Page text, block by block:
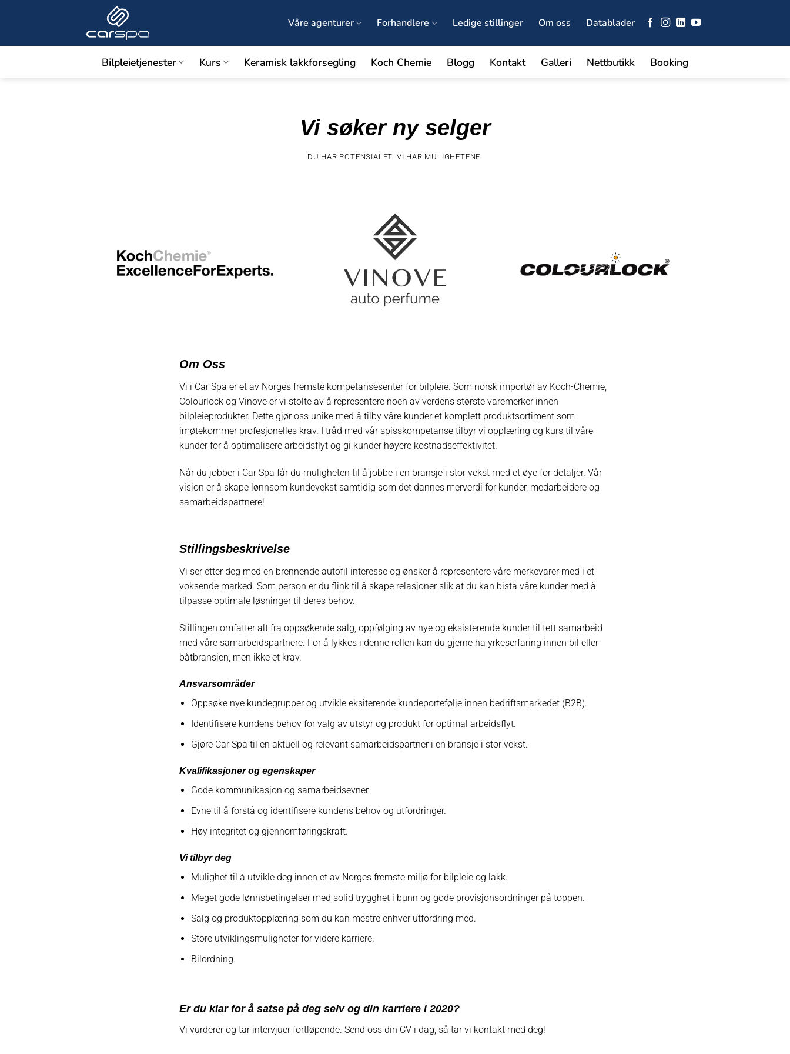
Våre agenturer Forhandlere Ledige stillinger Om oss Datablader
Bilpleietjenester Kurs Keramisk lakkforsegling Koch Chemie Blogg Kontakt Galleri Nettbutikk Booking
Vi søker ny selger
DU HAR POTENSIALET. VI HAR MULIGHETENE.
Om Oss
Vi i Car Spa er et av Norges fremste kompetansesenter for bilpleie. Som norsk importør av Koch-Chemie,
Colourlock og Vinove er vi stolte av å representere noen av verdens største varemerker innen
bilpleieprodukter. Dette gjør oss unike med å tilby våre kunder et komplett produktsortiment som
imøtekommer profesjonelles krav. I tråd med vår spisskompetanse tilbyr vi opplæring og kurs til våre
kunder for å optimalisere arbeidsflyt og gi kunder høyere kostnadseffektivitet.
Når du jobber i Car Spa får du muligheten til å jobbe i en bransje i stor vekst med et øye for detaljer. Vår
visjon er å skape lønnsom kundevekst samtidig som det dannes merverdi for kunder, medarbeidere og
samarbeidspartnere!
Stillingsbeskrivelse
Vi ser etter deg med en brennende autofil interesse og ønsker å representere våre merkevarer med i et
voksende marked. Som person er du flink til å skape relasjoner slik at du kan bistå våre kunder med å
tilpasse optimale løsninger til deres behov.
Stillingen omfatter alt fra oppsøkende salg, oppfølging av nye og eksisterende kunder til tett samarbeid
med våre samarbeidspartnere. For å lykkes i denne rollen kan du gjerne ha yrkeserfaring innen bil eller
båtbransjen, men ikke et krav.
Ansvarsområder
Oppsøke nye kundegrupper og utvikle eksiterende kundeportefølje innen bedriftsmarkedet (B2B).
Identifisere kundens behov for valg av utstyr og produkt for optimal arbeidsflyt.
Gjøre Car Spa til en aktuell og relevant samarbeidspartner i en bransje i stor vekst.
Kvalifikasjoner og egenskaper
Gode kommunikasjon og samarbeidsevner.
Evne til å forstå og identifisere kundens behov og utfordringer.
Høy integritet og gjennomføringskraft.
Vi tilbyr deg
Mulighet til å utvikle deg innen et av Norges fremste miljø for bilpleie og lakk.
Meget gode lønnsbetingelser med solid trygghet i bunn og gode provisjonsordninger på toppen.
Salg og produktopplæring som du kan mestre enhver utfordring med.
Store utviklingsmuligheter for videre karriere.
Bilordning.
Er du klar for å satse på deg selv og din karriere i 2020?
Vi vurderer og tar intervjuer fortløpende. Send oss din CV i dag, så tar vi kontakt med deg!